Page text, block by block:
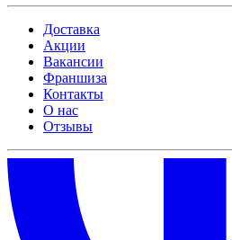
Доставка
Акции
Вакансии
Франшиза
Контакты
О нас
Отзывы